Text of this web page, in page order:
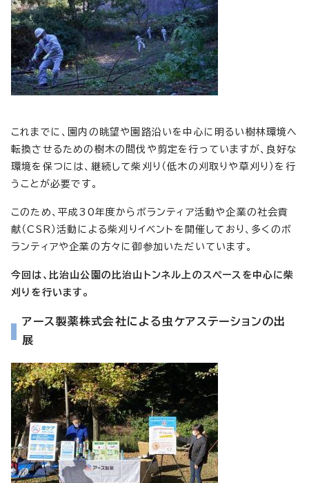
これまでに、園内の眺望や園路沿いを中心に明るい樹林環境へ
転換させるための樹木の間伐や剪定を行っていますが、良好な
環境を保つには、継続して柴刈り（低木の刈取りや草刈り）を行
うことが必要です。
このため、平成30年度からボランティア活動や企業の社会貢
献（CSR）活動による柴刈りイベントを開催しており、多くのボ
ランティアや企業の方々に御参加いただいています。
今回は、比治山公園の比治山トンネル上のスペースを中心に柴
刈りを行います。
アース製薬株式会社による虫ケアステーションの出
展